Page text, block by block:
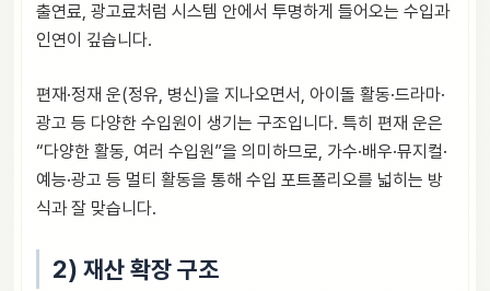
출연료, 광고료처럼 시스템 안에서 투명하게 들어오는 수입과
인연이 깊습니다.
편재·정재 운(정유, 병신)을 지나오면서, 아이돌 활동·드라마·
광고 등 다양한 수입원이 생기는 구조입니다. 특히 편재 운은
“다양한 활동, 여러 수입원”을 의미하므로, 가수·배우·뮤지컬·
예능·광고 등 멀티 활동을 통해 수입 포트폴리오를 넓히는 방
식과 잘 맞습니다.
2) 재산 확장 구조